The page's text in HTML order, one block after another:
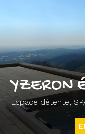
YZERON
Espace détente,